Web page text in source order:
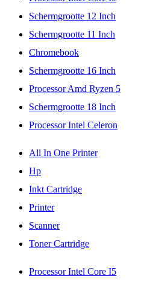
Schermgrootte 12 Inch
Schermgrootte 11 Inch
Chromebook
Schermgrootte 16 Inch
Processor Amd Ryzen 5
Schermgrootte 18 Inch
Processor Intel Celeron
All In One Printer
Hp
Inkt Cartridge
Printer
Scanner
Toner Cartridge
Processor Intel Core I5